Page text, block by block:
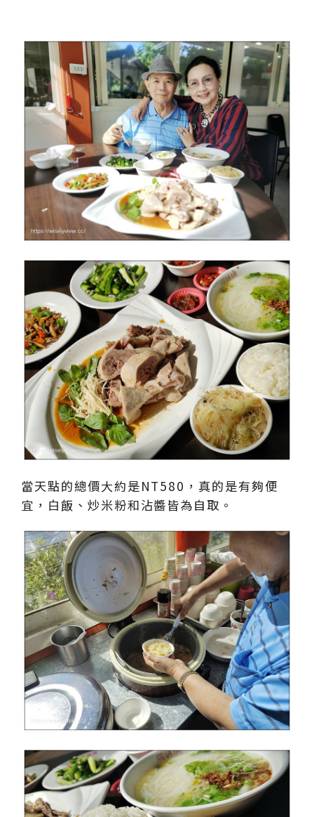
當天點的總價大約是NT580，真的是有夠便
宜，白飯、炒米粉和沾醬皆為自取。